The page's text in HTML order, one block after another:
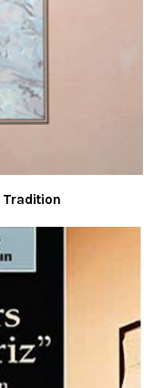
Tradition